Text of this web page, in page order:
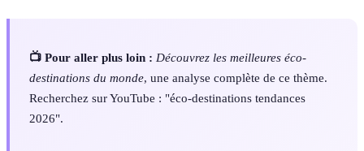
📺 Pour aller plus loin : Découvrez les meilleures éco-
destinations du monde, une analyse complète de ce thème.
Recherchez sur YouTube : "éco-destinations tendances
2026".